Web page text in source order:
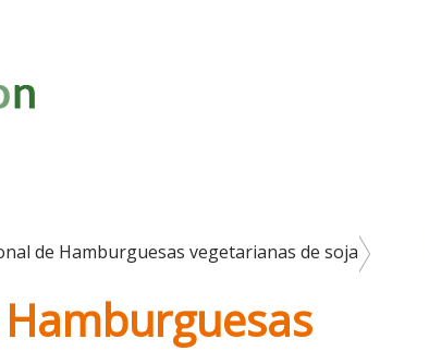
de Hamburguesas vegetarianas de soja